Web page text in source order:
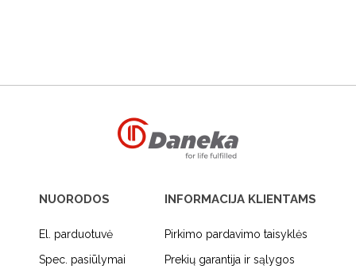
NUORODOS
El. parduotuvė
Spec. pasiūlymai
INFORMACIJA KLIENTAMS
Pirkimo pardavimo taisyklės
Prekių garantija ir sąlygos